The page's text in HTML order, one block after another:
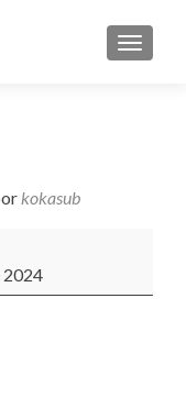
kokasub
2024